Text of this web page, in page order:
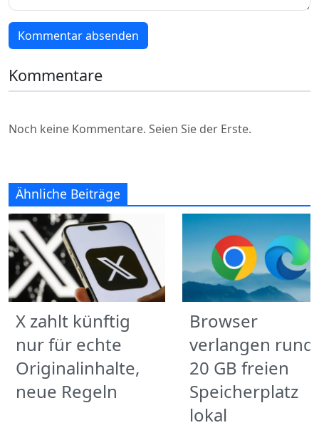
Kommentar absenden
Kommentare
Noch keine Kommentare. Seien Sie der Erste.
Ähnliche Beiträge
X zahlt künftig
nur für echte
Originalinhalte,
neue Regeln
Browser
verlangen rund
20 GB freien
Speicherplatz
lokal